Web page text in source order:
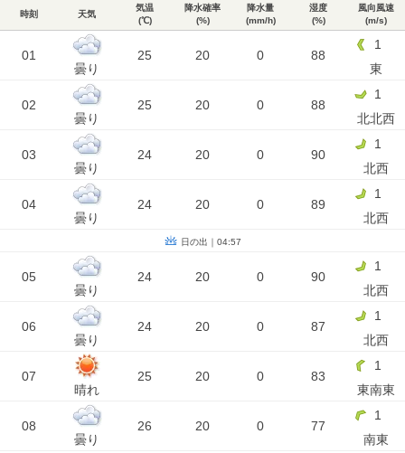
時刻 天気
気温
(℃)
降水確率
(%)
降水量
(mm/h)
湿度
(%)
風向風速
(m/s)
01
曇り
25 20 0 88
1
東
02
曇り
25 20 0 88
1
北北西
03
曇り
24 20 0 90
1
北西
04
曇り
24 20 0 89
1
北西
日の出｜04:57
05
曇り
24 20 0 90
1
北西
06
曇り
24 20 0 87
1
北西
07
晴れ
25 20 0 83
1
東南東
08
曇り
26 20 0 77
1
南東